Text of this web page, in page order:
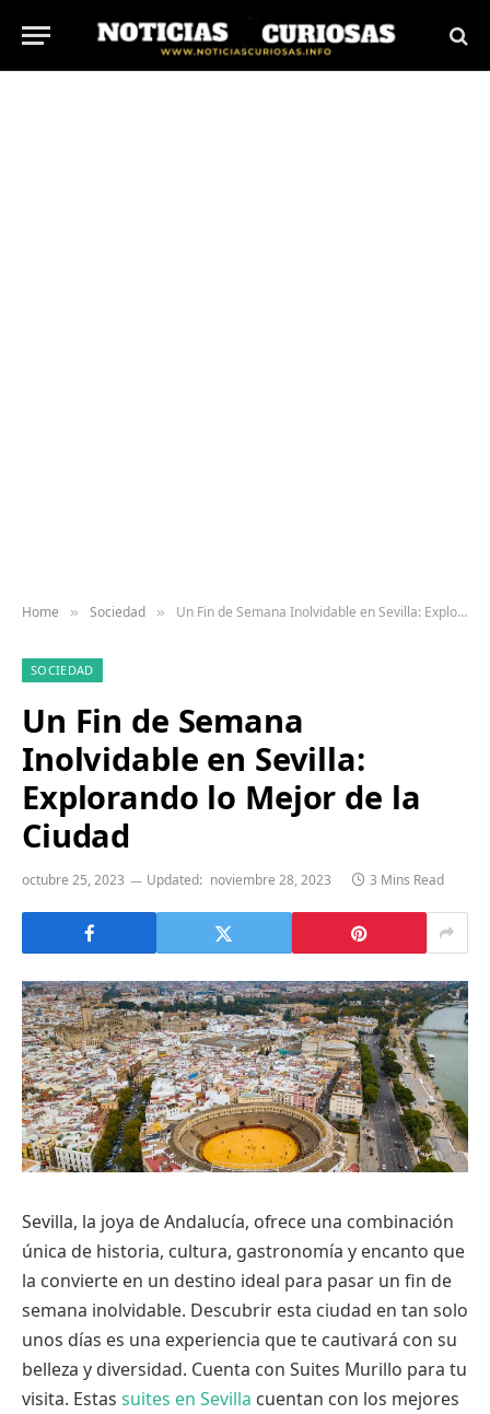
Home » Sociedad » Un Fin de Semana Inolvidable en Sevilla: Explorando lo Mejor de la Ciudad
SOCIEDAD
Un Fin de Semana
Inolvidable en Sevilla:
Explorando lo Mejor de la
Ciudad
octubre 25, 2023 Updated: noviembre 28, 2023 3 Mins Read
Sevilla, la joya de Andalucía, ofrece una combinación
única de historia, cultura, gastronomía y encanto que
la convierte en un destino ideal para pasar un fin de
semana inolvidable. Descubrir esta ciudad en tan solo
unos días es una experiencia que te cautivará con su
belleza y diversidad. Cuenta con Suites Murillo para tu
visita. Estas suites en Sevilla cuentan con los mejores